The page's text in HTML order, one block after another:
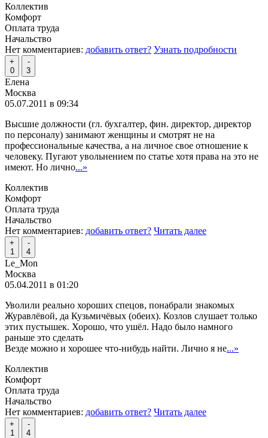
Коллектив
Комфорт
Оплата труда
Начальство
Нет комментариев: добавить ответ? Узнать подробности
+
0
-
3
Елена
Москва
05.07.2011 в 09:34
Высшие должности (гл. бухгалтер, фин. директор, директор
по персоналу) занимают женщины и смотрят не на
профессиональные качества, а на личное свое отношение к
человеку. Пугают увольнением по статье хотя права на это не
имеют. Но лично...»
Коллектив
Комфорт
Оплата труда
Начальство
Нет комментариев: добавить ответ? Читать далее
+
1
-
4
Le_Mon
Москва
05.04.2011 в 01:20
Уволили реально хороших спецов, понабрали знакомых
Журавлёвой, да Кузьмичёвых (обеих). Козлов слушает только
этих пустышек. Хорошо, что ушёл. Надо было намного
раньше это сделать
Везде можно и хорошее что-нибудь найти. Лично я не...»
Коллектив
Комфорт
Оплата труда
Начальство
Нет комментариев: добавить ответ? Читать далее
+
1
-
4